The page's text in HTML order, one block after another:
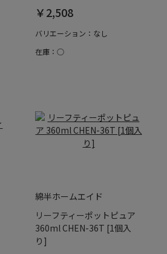
￥2,508
バリエーション：なし
在庫：○
綿半ホームエイド
リーフティーポットピュア
360ml CHEN-36T [1個入
り]